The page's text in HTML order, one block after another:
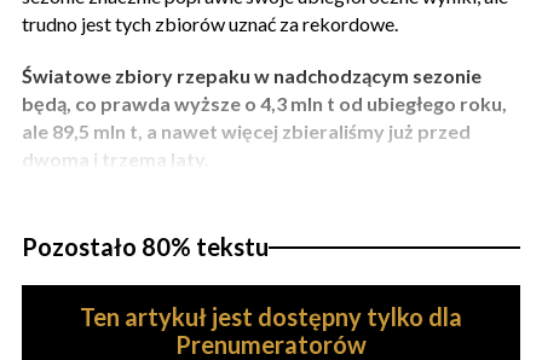
trudno jest tych zbiorów uznać za rekordowe.
Światowe zbiory rzepaku w nadchodzącym sezonie
będą, co prawda wyższe o 4,3 mln t od ubiegłego roku,
ale 89,5 mln t, a nawet więcej zbieraliśmy już przed
dwoma i trzema laty.
Pozostało 80% tekstu
Ten artykuł jest dostępny tylko dla
Prenumeratorów